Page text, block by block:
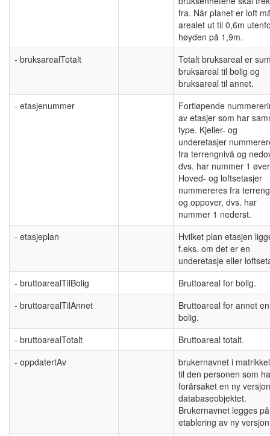
fra. Når planet er loft
arealet ut til 0,6m
høyden på 1,9m.
- bruksarealTotalt
Totalt bruksareal er
bruksareal til bolig og
bruksareal til annet.
- etasjenummer
Fortløpende
av etasjer som har
type. Kjeller- og
underetasjer
fra terrengnivå og
dvs. har nummer 1
Hoved- og loftsetasjer
nummereres fra
og oppover, dvs. har
nummer 1 nederst.
- etasjeplan
Hvilket plan etasjen
f.eks. om det er en
underetasje eller
- bruttoarealTilBolig
Bruttoareal for bolig.
- bruttoarealTilAnnet
Bruttoareal for annet
bolig.
- bruttoarealTotalt
Bruttoareal totalt.
- oppdatertAv
brukernavnet i
til den personen som
forårsaket en ny
databaseobjektet.
Brukernavnet legges
etablering av ny